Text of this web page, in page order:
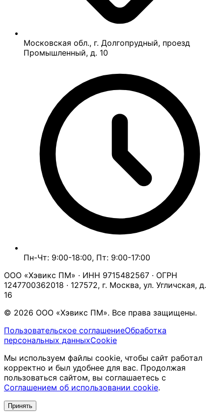
Московская обл., г. Долгопрудный, проезд
Промышленный, д. 10
Пн-Чт: 9:00-18:00, Пт: 9:00-17:00
ООО «Хэвикс ПМ» · ИНН 9715482567 · ОГРН
1247700362018 · 127572, г. Москва, ул. Угличская, д.
16
© 2026 ООО «Хэвикс ПМ». Все права защищены.
Пользовательское соглашениеОбработка
персональных данныхCookie
Мы используем файлы cookie, чтобы сайт работал
корректно и был удобнее для вас. Продолжая
пользоваться сайтом, вы соглашаетесь с
Соглашением об использовании cookie.
Принять